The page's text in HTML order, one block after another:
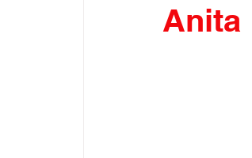
Rodovias
Anita